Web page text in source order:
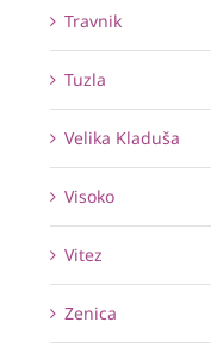
Travnik
Tuzla
Velika Kladuša
Visoko
Vitez
Zenica